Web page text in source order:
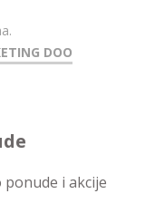
DOO
ponude i akcije